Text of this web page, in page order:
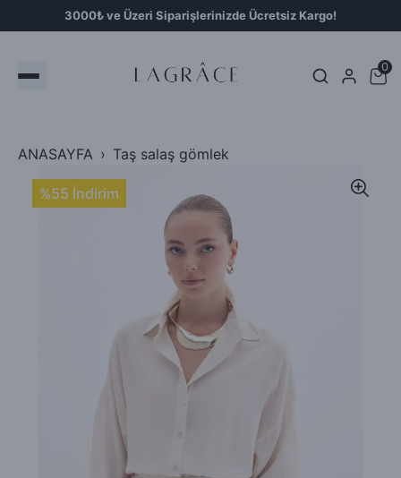
3000₺ ve Üzeri Siparişlerinizde Ücretsiz Kargo!
0
ANASAYFA Taş salaş gömlek
%55 İndirim